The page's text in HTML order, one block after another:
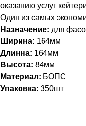
оказанию услуг
Один из самых
Назначение: для
Ширина: 164мм
Длинна: 164мм
Высота: 84мм
Материал: БОПС
Упаковка: 350шт